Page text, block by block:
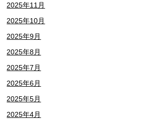
2025年11月
2025年10月
2025年9月
2025年8月
2025年7月
2025年6月
2025年5月
2025年4月